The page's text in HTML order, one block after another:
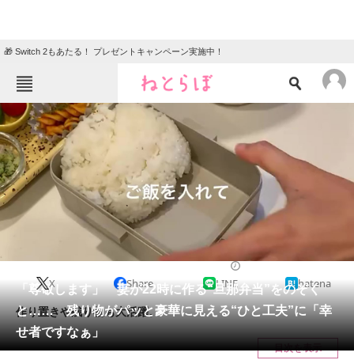
🎁 Switch 2もあたる！ プレゼントキャンペーン実施中！
ねとらぼメニュー
TOP ニュース
エンタメ クイズ
グルメ 地域
住まい 教育・育児
リサーチ
会員記事
メディア
注目記事を集めた総合ページ
「尊敬します」 妻が22時に作る“旦那弁当”をのぞく
と…… 残り物がパッと豪華に見える“ひと工夫”に「幸
せ者ですなぁ」
X Share LINE hatena
作り置きや残り物も大活躍。
目次を表示